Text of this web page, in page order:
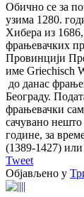
Обично се за
узима 1280.
Хибера из
фрањевачких
Провинцији
име Griechisch
до данас
Београду.
фрањевачки
сачувано
године, за
(1389-1427)
Tweet
Објављено у